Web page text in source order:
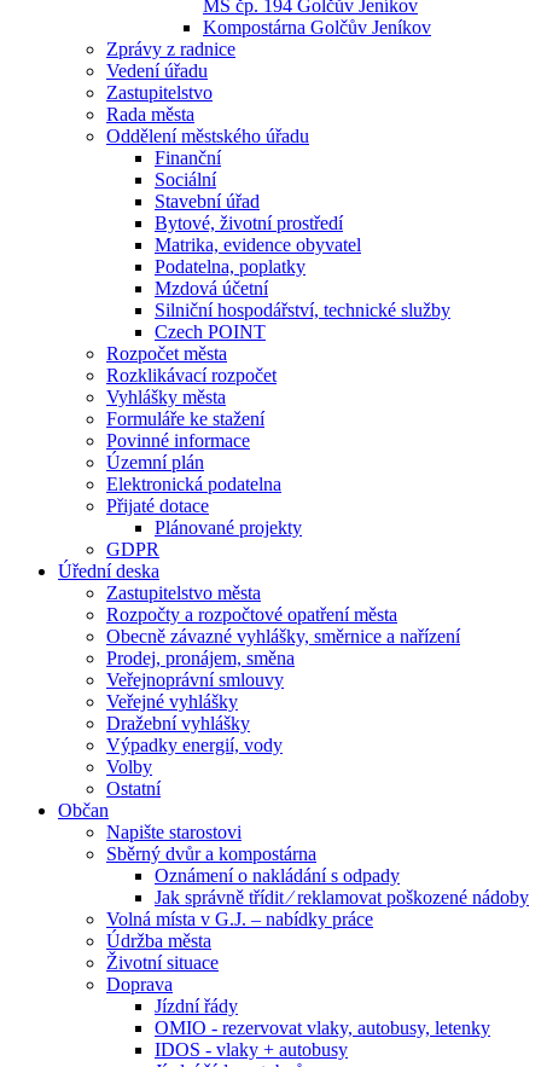
MŠ čp. 194 Golčův Jeníkov
Kompostárna Golčův Jeníkov
Zprávy z radnice
Vedení úřadu
Zastupitelstvo
Rada města
Oddělení městského úřadu
Finanční
Sociální
Stavební úřad
Bytové, životní prostředí
Matrika, evidence obyvatel
Podatelna, poplatky
Mzdová účetní
Silniční hospodářství, technické služby
Czech POINT
Rozpočet města
Rozklikávací rozpočet
Vyhlášky města
Formuláře ke stažení
Povinné informace
Územní plán
Elektronická podatelna
Přijaté dotace
Plánované projekty
GDPR
Úřední deska
Zastupitelstvo města
Rozpočty a rozpočtové opatření města
Obecně závazné vyhlášky, směrnice a nařízení
Prodej, pronájem, směna
Veřejnoprávní smlouvy
Veřejné vyhlášky
Dražební vyhlášky
Výpadky energií, vody
Volby
Ostatní
Občan
Napište starostovi
Sběrný dvůr a kompostárna
Oznámení o nakládání s odpady
Jak správně třídit ⁄ reklamovat poškozené nádoby
Volná místa v G.J. – nabídky práce
Údržba města
Životní situace
Doprava
Jízdní řády
OMIO - rezervovat vlaky, autobusy, letenky
IDOS - vlaky + autobusy